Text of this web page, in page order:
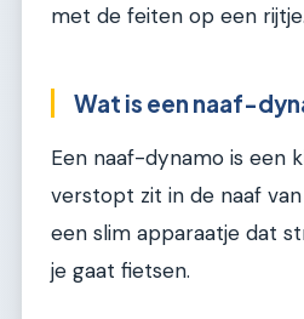
met de feiten op een rijtje.
Wat is een naaf-
Een naaf-dynamo is een
verstopt zit in de naaf
een slim apparaatje dat
je gaat fietsen.